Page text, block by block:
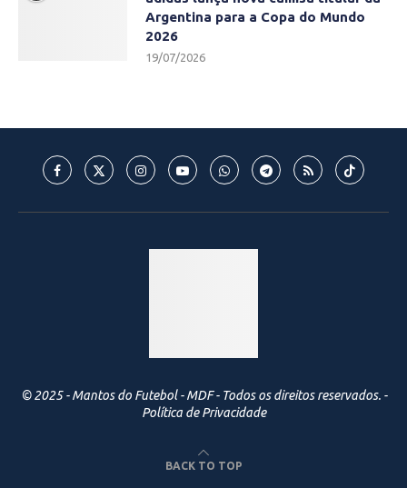
Argentina para a Copa do Mundo
2026
19/07/2026
© 2025 - Mantos do Futebol - MDF - Todos os direitos reservados. -
Política de Privacidade
BACK TO TOP